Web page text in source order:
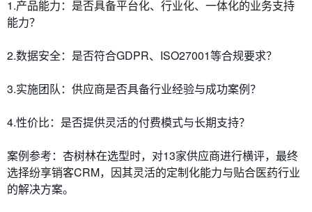
1.产品能力：是否具备平台化、行业化、一体化的业务支持
能力？
2.数据安全：是否符合GDPR、ISO27001等合规要求？
3.实施团队：供应商是否具备行业经验与成功案例？
4.性价比：是否提供灵活的付费模式与长期支持？
案例参考：杏树林在选型时，对13家供应商进行横评，最终
选择纷享销客CRM，因其灵活的定制化能力与贴合医药行业
的解决方案。